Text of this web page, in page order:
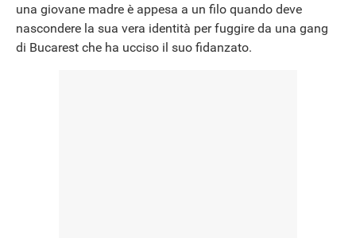
una giovane madre è appesa a un filo quando deve
nascondere la sua vera identità per fuggire da una gang
di Bucarest che ha ucciso il suo fidanzato.